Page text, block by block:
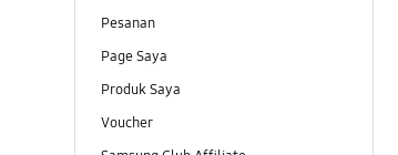
Pesanan
Page Saya
Produk Saya
Voucher